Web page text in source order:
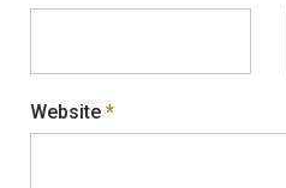
Website *